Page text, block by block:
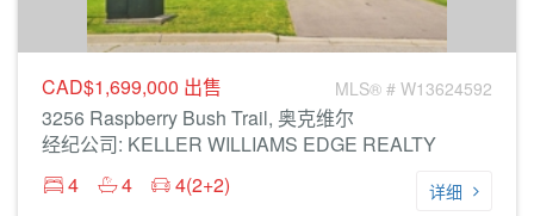
CAD$1,699,000 出售 MLS® # W13624592
3256 Raspberry Bush Trail, 奥克维尔
经纪公司: KELLER WILLIAMS EDGE REALTY
4
4 4(2+2) 详细